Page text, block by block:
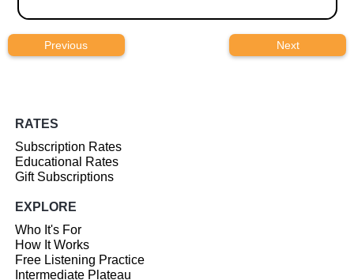
Previous Next
RATES
Subscription Rates
Educational Rates
Gift Subscriptions
EXPLORE
Who It's For
How It Works
Free Listening Practice
Intermediate Plateau